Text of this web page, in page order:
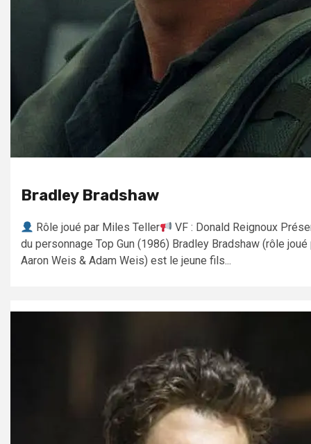
Bradley Bradshaw
Rôle joué par Miles Teller
VF : Donald Reignoux
du personnage Top Gun (1986) Bradley Bradshaw (rôle joué
Aaron Weis & Adam Weis) est le jeune fils...